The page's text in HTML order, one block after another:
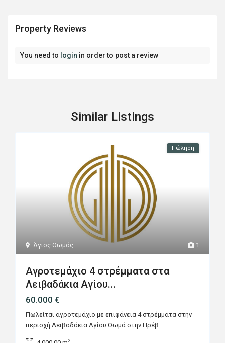
Property Reviews
You need to login in order to post a review
Similar Listings
1
Άγιος Θωμάς
Πώληση
Αγροτεμάχιο 4 στρέμματα στα
Λειβαδάκια Αγίου...
60.000 €
Πωλείται αγροτεμάχιο με επιφάνεια 4 στρέμματα στην
περιοχή Λειβαδάκια Αγίου Θωμά στην Πρέβ ...
2